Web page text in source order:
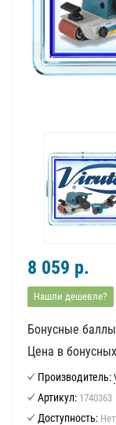
8 059 р.
Нашли дешевле?
Бонусные
Цена в
Производитель:
Артикул: 1740363
Доступность: